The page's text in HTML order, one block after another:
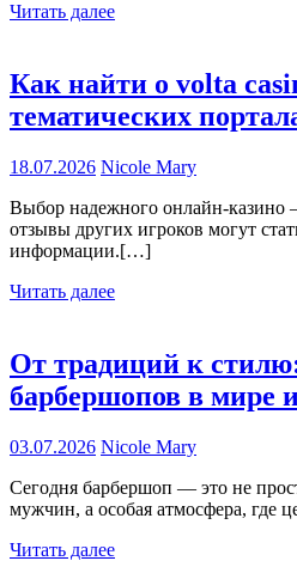
Читать далее
Как найти о volta
тематических
18.07.2026 Nicole Mary
Выбор надежного онлайн-казино
отзывы других игроков могут
информации.[…]
Читать далее
От традиций к
барбершопов в мире
03.07.2026 Nicole Mary
Сегодня барбершоп — это не
мужчин, а особая атмосфера, где
Читать далее